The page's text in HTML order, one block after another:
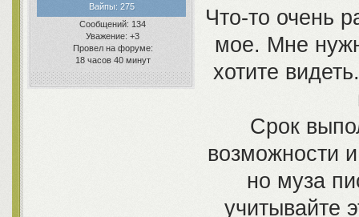
Вайпы:275
Сообщений: 134
Уважение: +3
Провел на форуме:
18 часов 40 минут
Что-то очень
мое. Мне
хотите
Срок
возможности
но муза
учитывайте